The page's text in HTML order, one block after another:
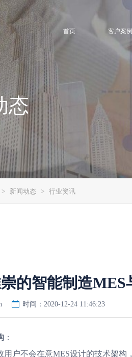
首页 客户案例
态
> 新闻动态 > 行业资讯
的智能制造MES
时间：2020-12-24 11:46:23
：
用户不会在意MES设计的技术架构